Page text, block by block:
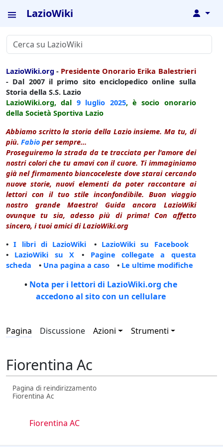
LazioWiki ↓
LazioWiki.org - Presidente Onorario Erika Balestrieri
- Dal 2007 il primo sito enciclopedico online sulla
Storia della S.S. Lazio
LazioWiki.org, dal 9 luglio 2025, è socio onorario
della Società Sportiva Lazio
Abbiamo scritto la storia della Lazio insieme. Ma tu, di
più. Fabio per sempre...
Proseguiremo la strada da te tracciata per l'amore dei
nostri colori che tu amavi con il cuore. Ti immaginiamo
già nel firmamento biancoceleste dove starai cercando
nuove storie, nuovi elementi da poter raccontare ai
lettori con il tuo stile inconfondibile. Buon viaggio
nostro grande Maestro! Guida ancora LazioWiki
ovunque tu sia, adesso più di prima! Con affetto
sincero, i tuoi amici di LazioWiki.org
•I libri di LazioWiki • LazioWiki su Facebook
• LazioWiki su X • Pagine collegate a questa
scheda • Una pagina a caso • Le ultime modifiche
• Nota per i lettori di LazioWiki.org che
accedono al sito con un cellulare
Pagina Discussione Azioni Strumenti
Fiorentina Ac
Pagina di reindirizzamento
Fiorentina Ac
Fiorentina AC